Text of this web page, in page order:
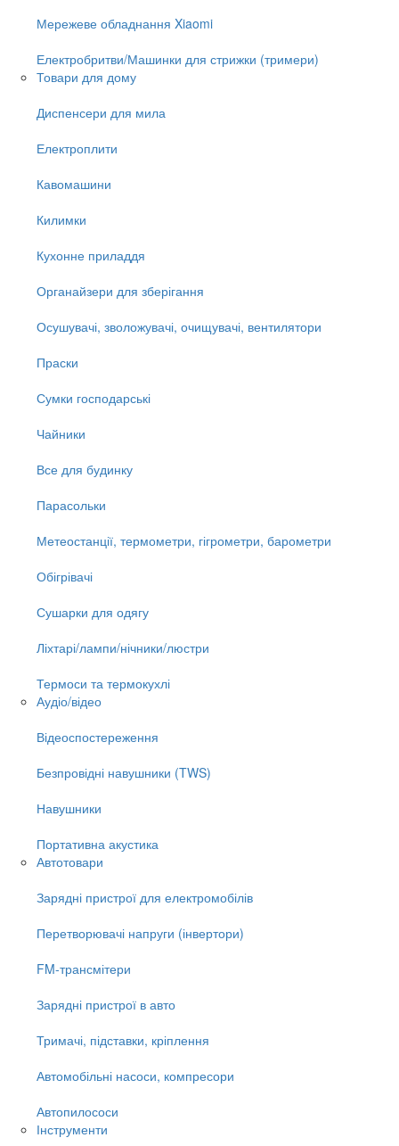
Мережеве обладнання Xiaomi
Електробритви/Машинки для стрижки (тримери)
Товари для дому
Диспенсери для мила
Електроплити
Кавомашини
Килимки
Кухонне приладдя
Органайзери для зберігання
Осушувачі, зволожувачі, очищувачі, вентилятори
Праски
Сумки господарські
Чайники
Все для будинку
Парасольки
Метеостанції, термометри, гігрометри, барометри
Обігрівачі
Сушарки для одягу
Ліхтарі/лампи/нічники/люстри
Термоси та термокухлі
Аудіо/відео
Відеоспостереження
Безпровідні навушники (TWS)
Навушники
Портативна акустика
Автотовари
Зарядні пристрої для електромобілів
Перетворювачі напруги (інвертори)
FM-трансмітери
Зарядні пристрої в авто
Тримачі, підставки, кріплення
Автомобільні насоси, компресори
Автопилососи
Інструменти